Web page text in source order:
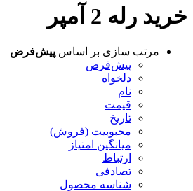
خرید رله 2 آمپر
مرتب سازی بر اساس پیش‌فرض
پیش‌فرض
دلخواه
نام
قیمت
تاریخ
محبوبیت (فروش)
میانگین امتیاز
ارتباط
تصادفی
شناسه محصول